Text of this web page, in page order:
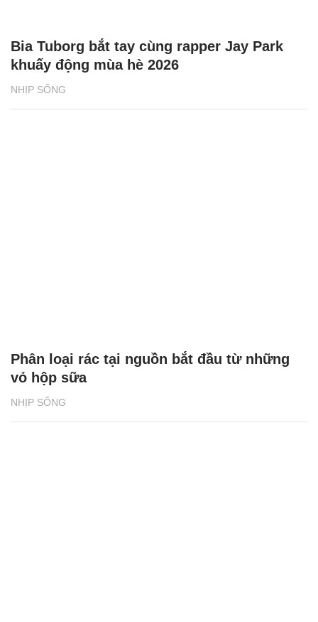
NHỊP SỐNG
Bia Tuborg bắt tay cùng rapper Jay Park
khuấy động mùa hè 2026
NHỊP SỐNG
Phân loại rác tại nguồn bắt đầu từ những
vỏ hộp sữa